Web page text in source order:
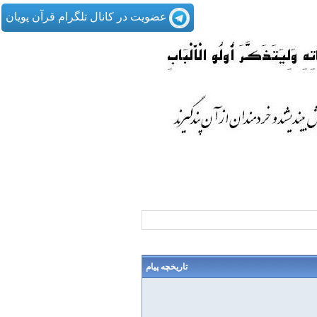
عضویت در کانال تلگرام قرآن پویان
تاریخچه پیام